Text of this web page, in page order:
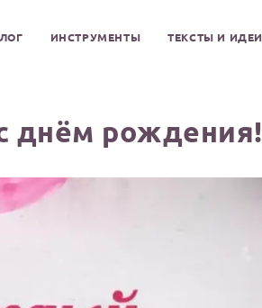
ИНСТРУМЕНТЫ ТЕКСТЫ И ИДЕИ
днём рождения!